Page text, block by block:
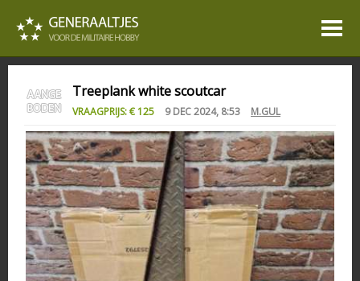
Treeplank white scoutcar
VRAAGPRIJS: € 125 9 DEC 2024, 8:53 M.GUL